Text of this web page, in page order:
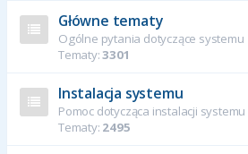
Główne tematy
Ogólne pytania dotyczące systemu
Tematy:3301
Instalacja systemu
Pomoc dotycząca instalacji systemu
Tematy: 2495